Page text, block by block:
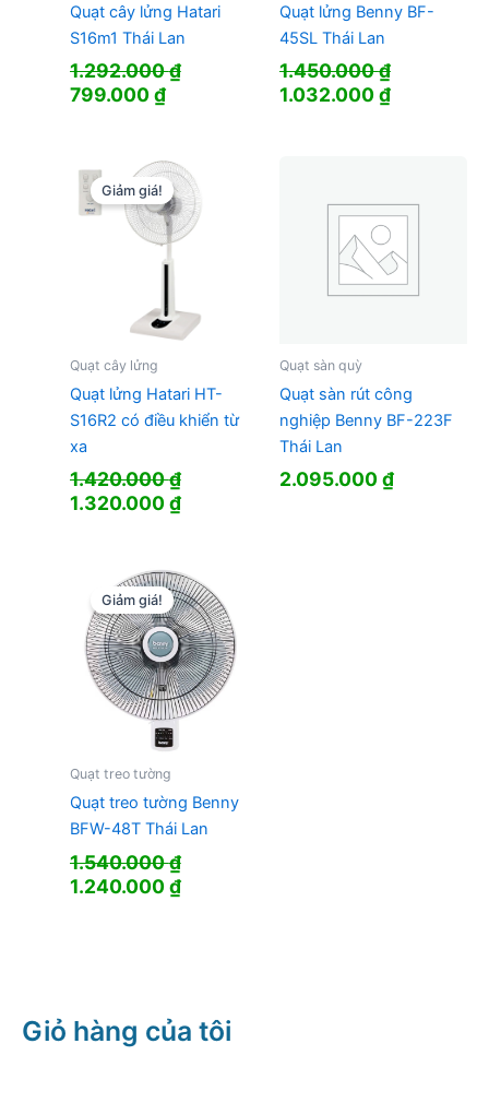
Quạt cây lửng Hatari
S16m1 Thái Lan
1.292.000₫
Giá
1.292.000 ₫.
799.000₫Giá
là:
799.000 ₫.
Quạt lửng Benny BF-
45SL Thái Lan
1.450.000₫
Giá
1.032.000₫Giá
Giảm giá!
Quạt cây lửng
Quạt lửng Hatari HT-
S16R2 có điều khiển từ
xa
1.420.000₫
Giá
1.420.000 ₫.
1.320.000₫Giá
là:
1.320.000 ₫.
Quạt sàn quỳ
Quạt sàn rút công
nghiệp Benny BF-223F
Thái Lan
2.095.000₫
Giảm giá!
Quạt treo tường
Quạt treo tường Benny
BFW-48T Thái Lan
1.540.000₫
Giá
1.240.000₫Giá
Giỏ hàng của tôi